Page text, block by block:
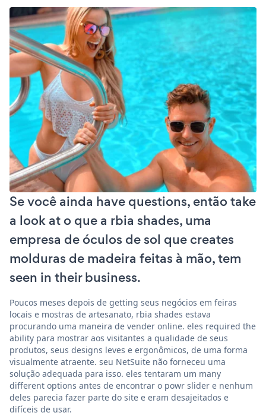
Se você ainda have questions, então take
a look at o que a rbia shades, uma
empresa de óculos de sol que creates
molduras de madeira feitas à mão, tem
seen in their business.
Poucos meses depois de getting seus negócios em feiras
locais e mostras de artesanato, rbia shades estava
procurando uma maneira de vender online. eles required the
ability para mostrar aos visitantes a qualidade de seus
produtos, seus designs leves e ergonômicos, de uma forma
visualmente atraente. seu NetSuite não forneceu uma
solução adequada para isso. eles tentaram um many
different options antes de encontrar o powr slider e nenhum
deles parecia fazer parte do site e eram desajeitados e
difíceis de usar.